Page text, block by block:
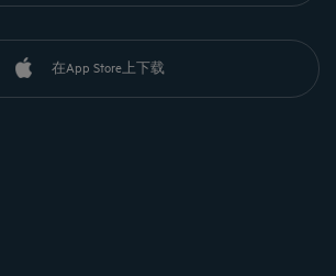
在App Store上下载